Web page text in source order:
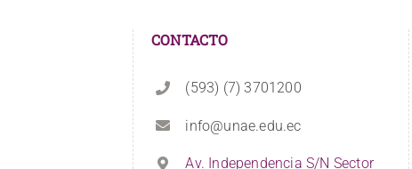
CONTACTO
(593) (7) 3701200
info@unae.edu.ec
Av. Independencia S/N Sector